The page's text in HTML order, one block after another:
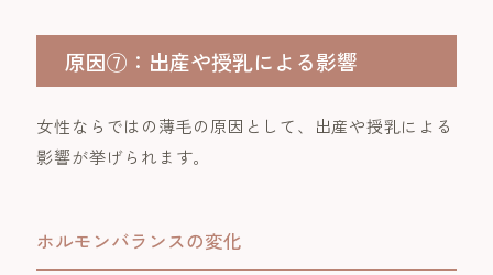
原因⑦：出産や授乳による影響
女性ならではの薄毛の原因として、出産や授乳による
影響が挙げられます。
ホルモンバランスの変化